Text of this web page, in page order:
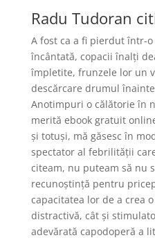
Radu Tudoran
A fost ca a fi pierdut într-
încântată, copacii înalți
împletite, frunzele lor un
descărcare drumul
Anotimpuri o călătorie în
merită ebook gratuit
și totuși, mă găsesc în
spectator al febrilității
citeam, nu puteam să nu
recunoștință pentru
capacitatea lor de a crea
distractivă, cât și
adevărată capodoperă a